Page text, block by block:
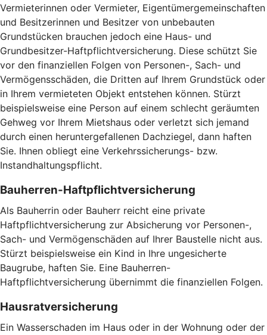
Vermieterinnen oder Vermieter, Eigentümergemeinschaften
und Besitzerinnen und Besitzer von unbebauten
Grundstücken brauchen jedoch eine Haus- und
Grundbesitzer-Haftpflichtversicherung. Diese schützt Sie
vor den finanziellen Folgen von Personen-, Sach- und
Vermögensschäden, die Dritten auf Ihrem Grundstück oder
in Ihrem vermieteten Objekt entstehen können. Stürzt
beispielsweise eine Person auf einem schlecht geräumten
Gehweg vor Ihrem Mietshaus oder verletzt sich jemand
durch einen heruntergefallenen Dachziegel, dann haften
Sie. Ihnen obliegt eine Verkehrssicherungs- bzw.
Instandhaltungspflicht.
Bauherren-Haftpflichtversicherung
Als Bauherrin oder Bauherr reicht eine private
Haftpflichtversicherung zur Absicherung vor Personen-,
Sach- und Vermögenschäden auf Ihrer Baustelle nicht aus.
Stürzt beispielsweise ein Kind in Ihre ungesicherte
Baugrube, haften Sie. Eine Bauherren-
Haftpflichtversicherung übernimmt die finanziellen Folgen.
Hausratversicherung
Ein Wasserschaden im Haus oder in der Wohnung oder der